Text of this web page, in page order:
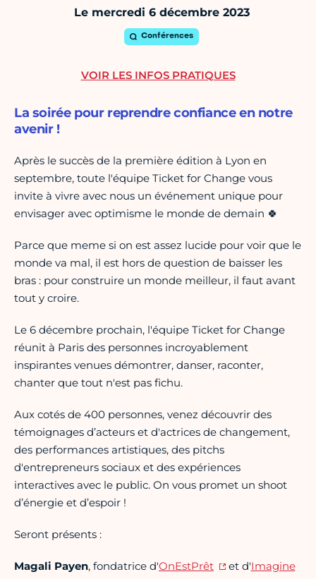
Le mercredi 6 décembre 2023
Conférences
La soirée pour reprendre confiance en notre
avenir !
Après le succès de la première édition à Lyon en
septembre, toute l'équipe Ticket for Change vous
invite à vivre avec nous un événement unique pour
envisager avec optimisme le monde de demain 🍀
Parce que meme si on est assez lucide pour voir que le
monde va mal, il est hors de question de baisser les
bras : pour construire un monde meilleur, il faut avant
tout y croire.
Le 6 décembre prochain, l'équipe Ticket for Change
réunit à Paris des personnes incroyablement
inspirantes venues démontrer, danser, raconter,
chanter que tout n'est pas fichu.
Aux cotés de 400 personnes, venez découvrir des
témoignages d’acteurs et d'actrices de changement,
des performances artistiques, des pitchs
d'entrepreneurs sociaux et des expériences
interactives avec le public. On vous promet un shoot
d’énergie et d’espoir !
Seront présents :
Magali Payen, fondatrice d'OnEstPrêt et d'Imagine
VOIR LES INFOS PRATIQUES